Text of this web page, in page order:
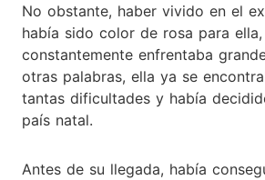
No obstante, haber vivido en el
había sido color de rosa para
constantemente enfrentaba
otras palabras, ella ya se
tantas dificultades y había
país natal.
Antes de su llegada, había